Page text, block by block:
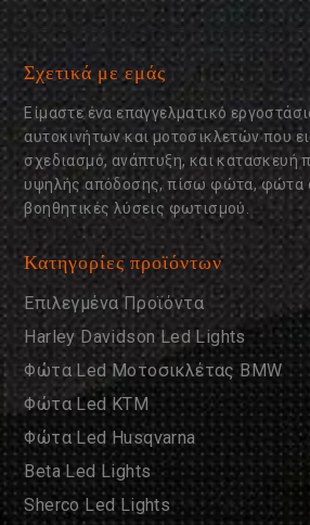
Σχετικά με εμάς
Είμαστε ένα επαγγελματικό
αυτοκινήτων και μοτοσικλετών που
σχεδιασμό, ανάπτυξη, και κατασκευή
υψηλής απόδοσης, πίσω φώτα, φώτα
βοηθητικές λύσεις φωτισμού.
Κατηγορίες προϊόντων
Επιλεγμένα Προϊόντα
Harley Davidson Led Lights
Φώτα Led Μοτοσικλέτας BMW
Φώτα Led KTM
Φώτα Led Husqvarna
Beta Led Lights
Sherco Led Lights